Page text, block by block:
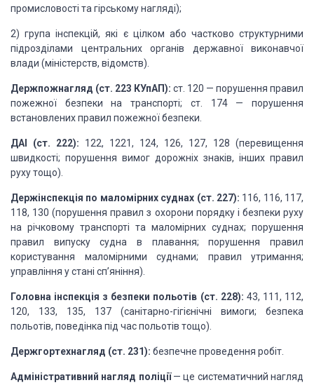
промисловості та гірському нагляді);
2) група інспекцій, які є цілком або частково структурними
підрозділами центральних органів державної виконавчої
влади (міністерств, відомств).
Держпожнагляд (ст. 223 КУпАП): ст. 120 — порушення правил
пожежної безпеки на транспорті; ст. 174 — порушення
встановлених правил пожежної безпеки.
ДАІ (ст. 222): 122, 1221, 124, 126, 127, 128 (перевищення
швидкості; порушення вимог дорожніх знаків, інших правил
руху тощо).
Держінспекція по маломірних суднах (ст. 227): 116, 116, 117,
118, 130 (порушення правил з охорони порядку і безпеки руху
на річковому транспорті та маломірних суднах; порушення
правил випуску судна в плавання; порушення правил
користування маломірними суднами; правил утримання;
управління у стані сп’яніння).
Головна інспекція з безпеки польотів (ст. 228): 43, 111, 112,
120, 133, 135, 137 (санітарно-гігієнічні вимоги; безпека
польотів, поведінка під час польотів тощо).
Держгортехнагляд (ст. 231): безпечне проведення робіт.
Адміністративний нагляд поліції— це систематичний нагляд